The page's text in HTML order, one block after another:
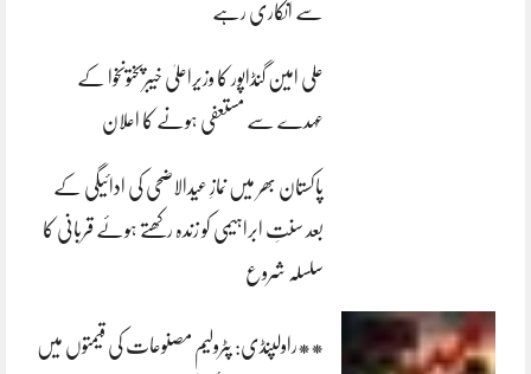
سے انکاری رہے
علی امین گنڈاپور کا وزیراعلیٰ خیبرپختونخوا کے
عہدے سے مستعفی ہونے کا اعلان
پاکستان بھر میں نمازِ عیدالاضحی کی ادائیگی کے
بعد سنتِ ابراہیمی کو زندہ رکھتے ہوئے قربانی کا
سلسلہ شروع
**راولپنڈی: پٹرولیم مصنوعات کی قیمتوں میں